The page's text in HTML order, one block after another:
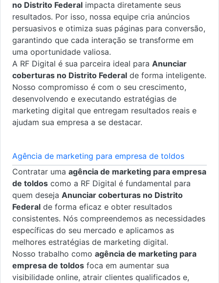
no Distrito Federal impacta diretamente seus
resultados. Por isso, nossa equipe cria anúncios
persuasivos e otimiza suas páginas para conversão,
garantindo que cada interação se transforme em
uma oportunidade valiosa.
A RF Digital é sua parceira ideal para Anunciar
coberturas no Distrito Federal de forma inteligente.
Nosso compromisso é com o seu crescimento,
desenvolvendo e executando estratégias de
marketing digital que entregam resultados reais e
ajudam sua empresa a se destacar.
Agência de marketing para empresa de toldos
Contratar uma agência de marketing para empresa
de toldos como a RF Digital é fundamental para
quem deseja Anunciar coberturas no Distrito
Federal de forma eficaz e obter resultados
consistentes. Nós compreendemos as necessidades
específicas do seu mercado e aplicamos as
melhores estratégias de marketing digital.
Nosso trabalho como agência de marketing para
empresa de toldos foca em aumentar sua
visibilidade online, atrair clientes qualificados e,